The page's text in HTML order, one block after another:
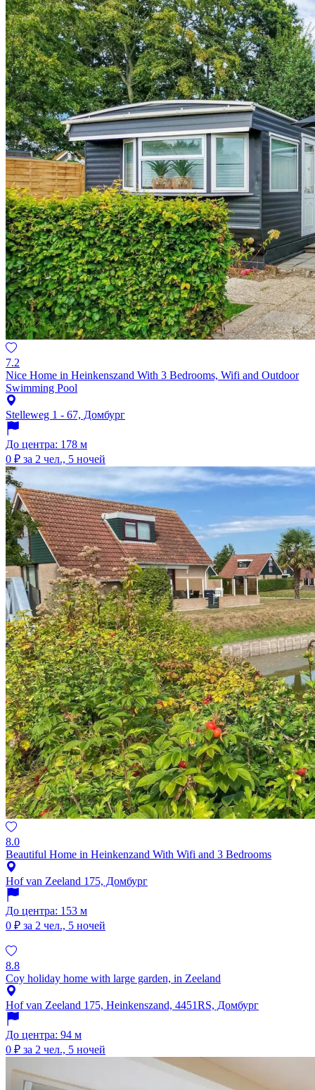
7.2
Nice Home in Heinkenszand With 3 Bedrooms, Wifi and Outdoor
Swimming Pool
Stelleweg 1 - 67, Домбург
До центра: 178 м
0 ₽ за 2 чел., 5 ночей
8.0
Beautiful Home in Heinkenzand With Wifi and 3 Bedrooms
Hof van Zeeland 175, Домбург
До центра: 153 м
0 ₽ за 2 чел., 5 ночей
8.8
Coy holiday home with large garden, in Zeeland
Hof van Zeeland 175, Heinkenszand, 4451RS, Домбург
До центра: 94 м
0 ₽ за 2 чел., 5 ночей